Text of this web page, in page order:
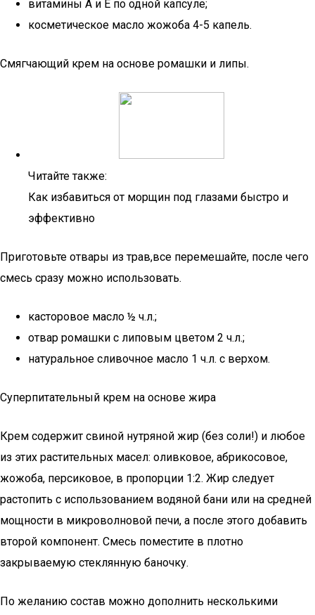
витамины A и E по одной капсуле;
косметическое масло жожоба 4-5 капель.
Смягчающий крем на основе ромашки и липы.
Читайте также:
Как избавиться от морщин под глазами быстро и
эффективно
Приготовьте отвары из трав,все перемешайте, после чего
смесь сразу можно использовать.
касторовое масло ½ ч.л.;
отвар ромашки с липовым цветом 2 ч.л.;
натуральное сливочное масло 1 ч.л. с верхом.
Суперпитательный крем на основе жира
Крем содержит свиной нутряной жир (без соли!) и любое
из этих растительных масел: оливковое, абрикосовое,
жожоба, персиковое, в пропорции 1:2. Жир следует
растопить с использованием водяной бани или на средней
мощности в микроволновой печи, а после этого добавить
второй компонент. Смесь поместите в плотно
закрываемую стеклянную баночку.
По желанию состав можно дополнить несколькими